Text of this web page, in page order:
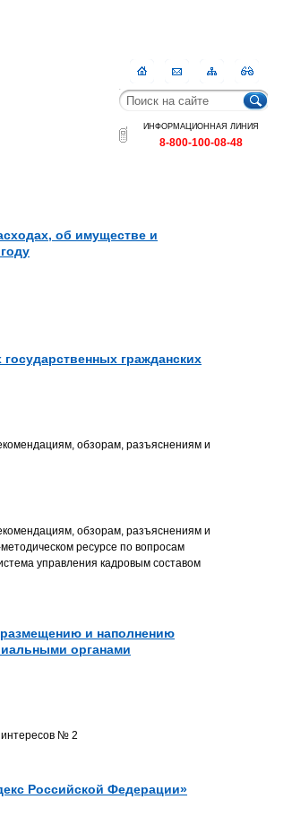
ГлавнаяКонтактыКарта
сайта
RSS
ИНФОРМАЦИОННАЯ ЛИНИЯ
8-800-100-08-48
об имуществе и
гражданских
обзорам, разъяснениям и
обзорам, разъяснениям и
ресурсе по вопросам
управления кадровым составом
размещению и наполнению
органами
№ 2
Российской Федерации»